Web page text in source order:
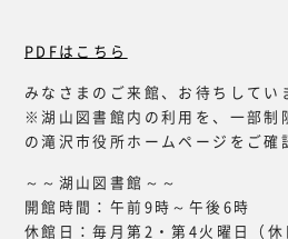
PDFはこちら
みなさまのご来館、お待ちしてい
※湖山図書館内の利用を、一部制
の滝沢市役所ホームページをご確
～～湖山図書館～～
開館時間：午前9時～午後6時
休館日：毎月第2・第4火曜日（休